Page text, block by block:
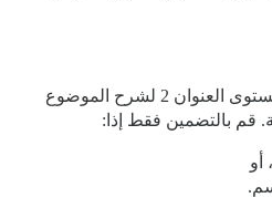
استخدم مستوى العنوان 2 لشرح الموضوع
قم بالتضمين فقط إذا:
، أو